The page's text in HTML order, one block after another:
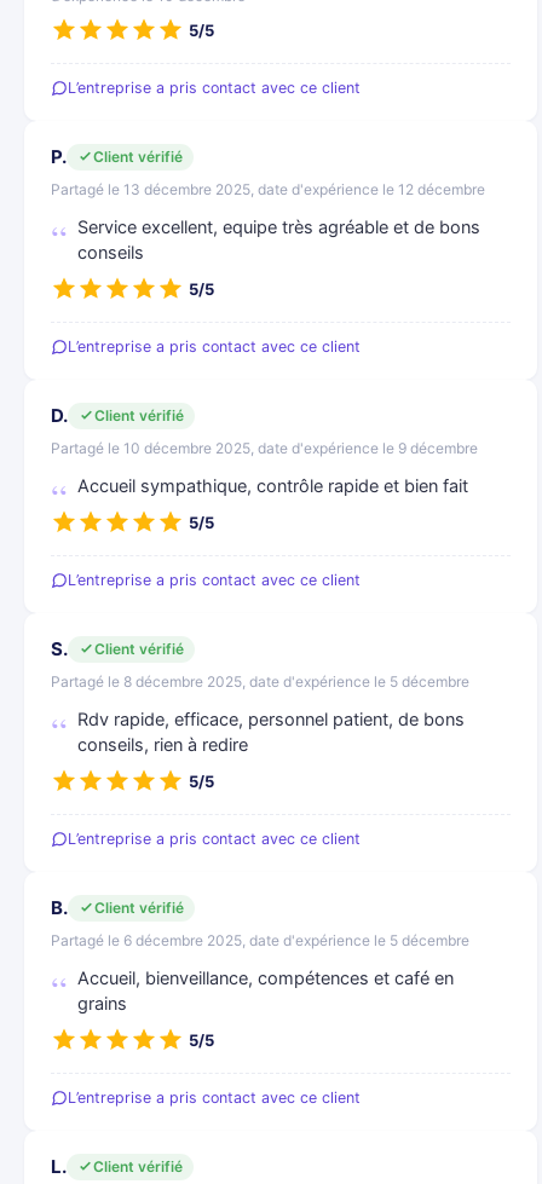
5/5
L’entreprise a pris contact avec ce client
P.
Client vérifié
Partagé le 13 décembre 2025, date d'expérience le 12 décembre
Service excellent, equipe très agréable et de bons
conseils
5/5
L’entreprise a pris contact avec ce client
D.
Client vérifié
Partagé le 10 décembre 2025, date d'expérience le 9 décembre
Accueil sympathique, contrôle rapide et bien fait
5/5
L’entreprise a pris contact avec ce client
S.
Client vérifié
Partagé le 8 décembre 2025, date d'expérience le 5 décembre
Rdv rapide, efficace, personnel patient, de bons
conseils, rien à redire
5/5
L’entreprise a pris contact avec ce client
B.
Client vérifié
Partagé le 6 décembre 2025, date d'expérience le 5 décembre
Accueil, bienveillance, compétences et café en
grains
5/5
L’entreprise a pris contact avec ce client
L.
Client vérifié